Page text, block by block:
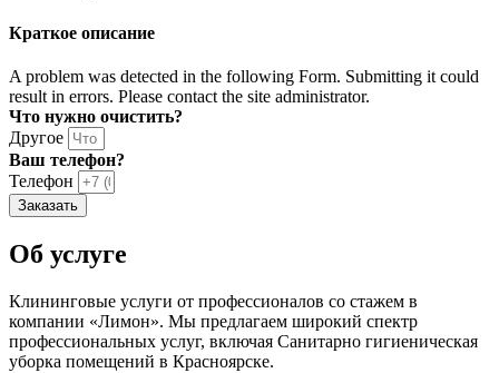
Краткое описание
A problem was detected in the following Form. Submitting it could
result in errors. Please contact the site administrator.
Что нужно очистить?
Другое
Ваш телефон?
Телефон
Заказать
Об услуге
Клининговые услуги от профессионалов со стажем в
компании «Лимон». Мы предлагаем широкий спектр
профессиональных услуг, включая Санитарно гигиеническая
уборка помещений в Красноярске.